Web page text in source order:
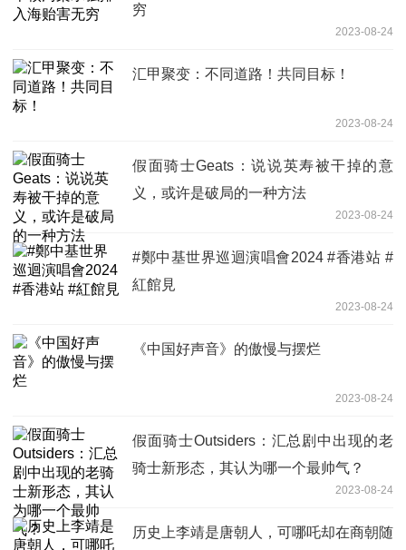
穷
2023-08-24
汇甲聚变：不同道路！共同目标！
2023-08-24
假面骑士Geats：说说英寿被干掉的意
义，或许是破局的一种方法
2023-08-24
#鄭中基世界巡迴演唱會2024 #香港站 #
紅館見
2023-08-24
《中国好声音》的傲慢与摆烂
2023-08-24
假面骑士Outsiders：汇总剧中出现的老
骑士新形态，其认为哪一个最帅气？
2023-08-24
历史上李靖是唐朝人，可哪吒却在商朝随